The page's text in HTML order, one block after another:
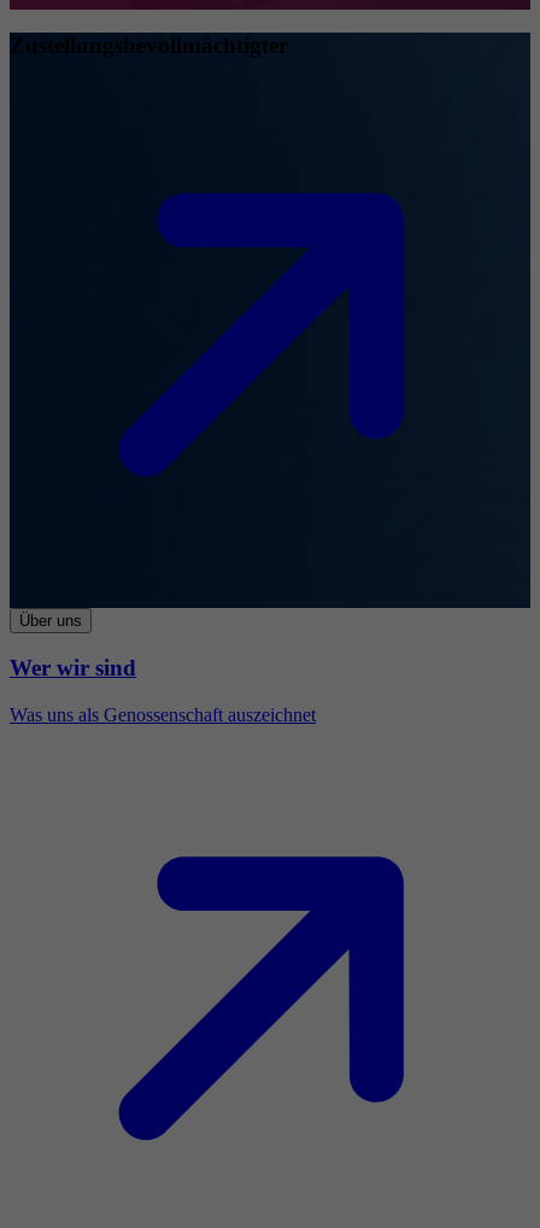
Zustellungsbevollmächtigter
Über uns
Wer wir sind
Was uns als Genossenschaft auszeichnet